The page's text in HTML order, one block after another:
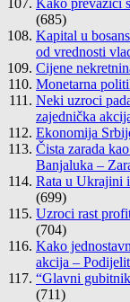
Kako prevazići
(685)
Kapital u
od vrednosti
Cijene
Monetarna
Neki uzroci
zajednička
Ekonomija
Čista zarada
Banjaluka –
Rata u Ukrajini
(699)
Uzroci rast
(704)
Kako
akcija –
“Glavni
(711)